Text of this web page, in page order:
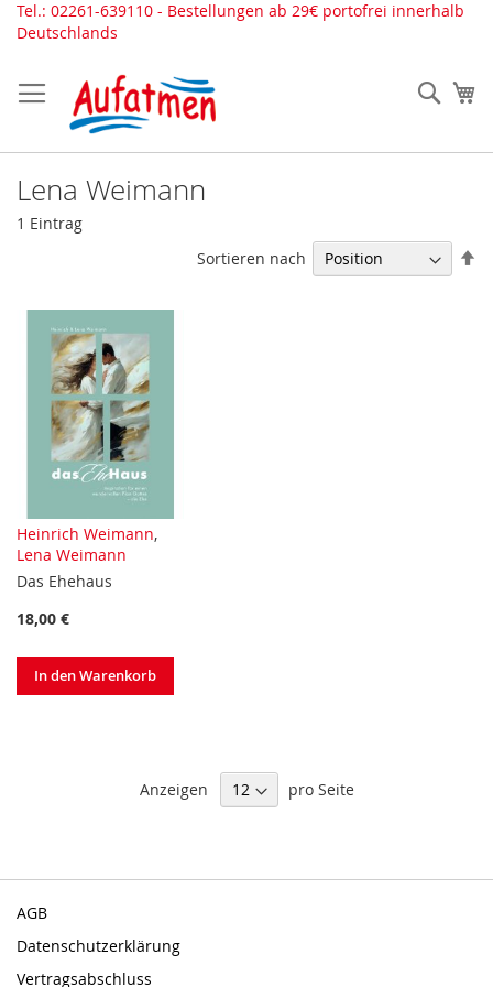
Direkt
zum
Tel.: 02261-639110 - Bestellungen ab 29€ portofrei innerhalb
Deutschlands
Lena Weimann
1 Eintrag
Sortieren nach
Heinrich Weimann,
Lena Weimann
Das Ehehaus
18,00 €
In den Warenkorb
Anzeigen pro Seite
AGB
Datenschutzerklärung
Vertragsabschluss